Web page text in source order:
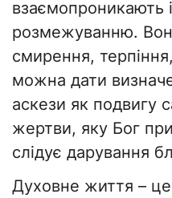
взаємопроникають
розмежуванню.
смирення,
можна дати
аскези як подвигу
жертви, яку Бог
слідує дарування
Духовне життя –